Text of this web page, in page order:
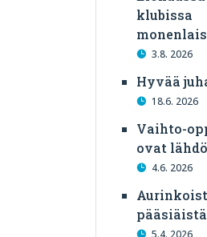
klubissa
3.8. 2026
Hyvää
18.6. 2026
Vaihto-
ovat
4.6. 2026
5.4. 2026